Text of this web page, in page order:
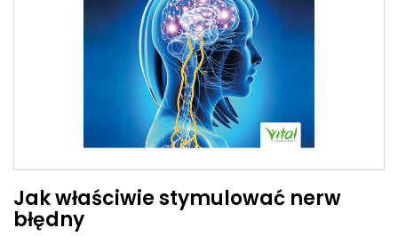
Jak właściwie stymulować nerw
błędny